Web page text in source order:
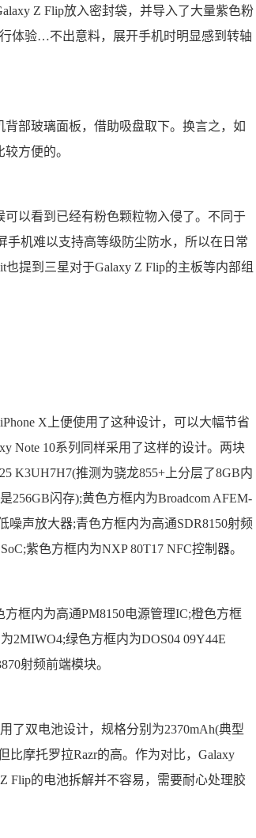
Z Flip放入密封袋，并导入了大量紫色粉
体验…不出意料，展开手机时明显感到转轴
部玻璃面板，借助吸盘取下。换言之，如
方便的。
以看到已经有粉色颗粒物入侵了。不同于
手机难以支持高等级防尘防水，所以在日常
提到三星对于Galaxy Z Flip的主板等内部组
X上便使用了这种设计，可以大幅节省
Note 10系列同样采用了这样的设计。两块
K3UH7H7(推测为骁龙855+上分层了8GB内
256GB闪存);黄色方框内为Broadcom AFEM-
噪声放大器;青色方框内为高通SDR8150射频
紫色方框内为NXP 80T17 NFC控制器。
框内为高通PM8150电源管理IC;橙色方框
2MIWO4;绿色方框内为DOS04 09Y44E
射频前端模块。
了双电池设计，规格分别为2370mAh(典型
比摩托罗拉Razr的高。作为对比，Galaxy
Flip的电池拆解并不容易，需要耐心处理胶